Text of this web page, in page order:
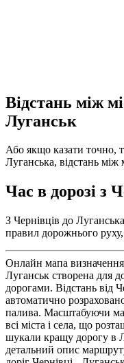
Відстань між
Луганськ
Або якщо казати точно,
Луганська, відстань між
Час в дорозі з
З Чернівців до
правил дорожнього руху,
Онлайн мапа визначення
Луганськ створена для
дорогами. Відстань від
автоматично
палива. Масштабуючи
всі міста і села, що
шукали кращу дорогу в
детальний опис